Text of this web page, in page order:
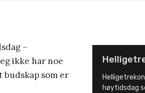
høytidsdag
–
ikke har noe
som er